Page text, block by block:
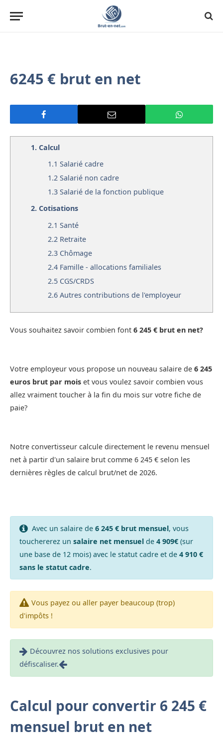
6245 € brut en net
1. Calcul
1.1 Salarié cadre
1.2 Salarié non cadre
1.3 Salarié de la fonction publique
2. Cotisations
2.1 Santé
2.2 Retraite
2.3 Chômage
2.4 Famille - allocations familiales
2.5 CGS/CRDS
2.6 Autres contributions de l'employeur
Vous souhaitez savoir combien font 6 245 € brut en net?
Votre employeur vous propose un nouveau salaire de 6 245
euros brut par mois et vous voulez savoir combien vous
allez vraiment toucher à la fin du mois sur votre fiche de
paie?
Notre convertisseur calcule directement le revenu mensuel
net à partir d'un salaire brut comme 6 245 € selon les
dernières règles de calcul brut/net de 2026.
Avec un salaire de 6 245 € brut mensuel, vous
touchererez un salaire net mensuelde 4 909€(sur
une base de 12 mois) avec le statut cadre et de 4 910 €
sans le statut cadre.
Vous payez ou aller payer beaucoup (trop)
d'impôts !
Découvrez nos solutions exclusives pour
défiscaliser.
Calcul pour convertir 6 245 €
mensuel brut en net